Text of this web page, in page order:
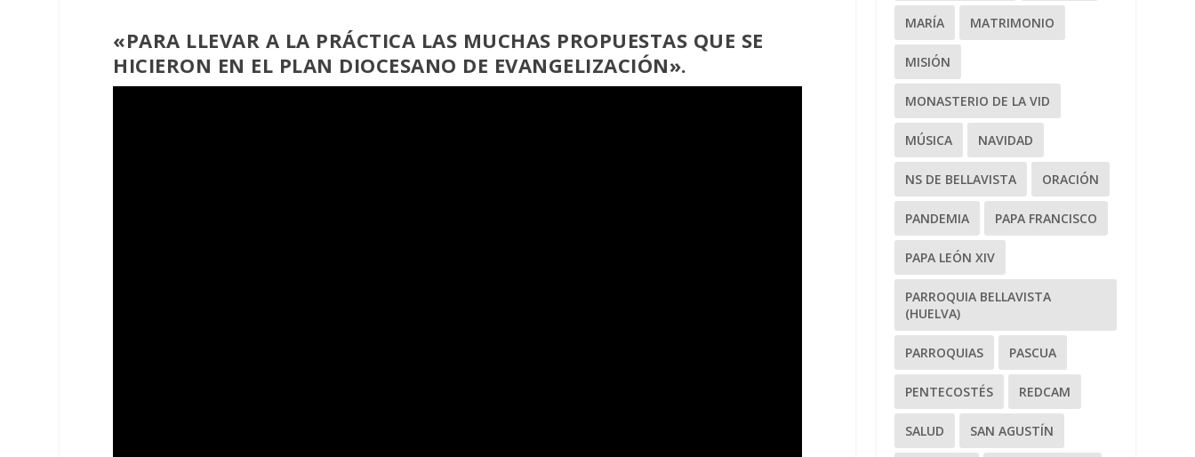
«PARA LLEVAR A LA PRÁCTICA LAS MUCHAS PROPUESTAS QUE SE
HICIERON EN EL PLAN DIOCESANO DE EVANGELIZACIÓN».
MARÍA MATRIMONIO
MISIÓN
MONASTERIO DE LA VID
MÚSICA NAVIDAD
NS DE BELLAVISTA ORACIÓN
PANDEMIA PAPA FRANCISCO
PAPA LEÓN XIV
PARROQUIA BELLAVISTA
(HUELVA)
PARROQUIAS PASCUA
PENTECOSTÉS REDCAM
SALUD SAN AGUSTÍN